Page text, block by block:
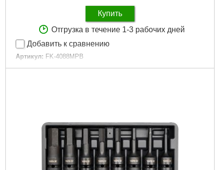
Купить
Отгрузка в течение 1-3 рабочих дней
Добавить к сравнению
Артикул: FK-4088MPB
Код товара: 23.70.41
Вес брутто: 1,000 г
Подробнее...